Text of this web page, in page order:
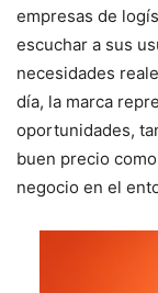
empresas de
escuchar a sus
necesidades
día, la marca
oportunidades,
buen precio
negocio en el